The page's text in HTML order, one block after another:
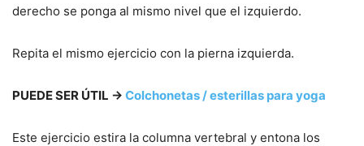
derecho se ponga al mismo nivel que el izquierdo.
Repita el mismo ejercicio con la pierna izquierda.
PUEDE SER ÚTIL → Colchonetas / esterillas para yoga
Este ejercicio estira la columna vertebral y entona los